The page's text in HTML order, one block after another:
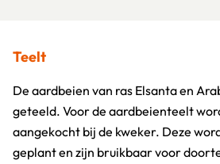
Teelt
De aardbeien van ras Elsanta en
geteeld. Voor de aardbeienteelt
aangekocht bij de kweker. Deze
geplant en zijn bruikbaar voor